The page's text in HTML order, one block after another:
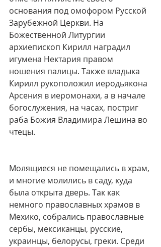
основания под омофором Русской
Зарубежной Церкви. На
Божественной Литургии
архиепископ Кирилл наградил
игумена Нектария правом
ношения палицы. Также владыка
Кирилл рукоположил иеродьякона
Арсения в иеромонахи, а в начале
богослужения, на часах, постриг
раба Божия Владимира Лешина во
чтецы.
Молящиеся не помещались в храм,
и многие молились в саду, куда
была открыта дверь. Так как
немного православных храмов в
Мехико, собрались православные
сербы, мексиканцы, русские,
украинцы, белорусы, греки. Среди